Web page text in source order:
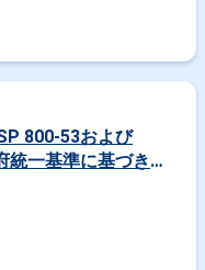
800-53および
一基準に基づきセ